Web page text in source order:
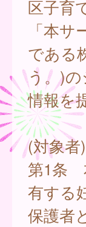
区子育
「本
である
う。)
情報を
(対象者)
第1条
有する
保護者